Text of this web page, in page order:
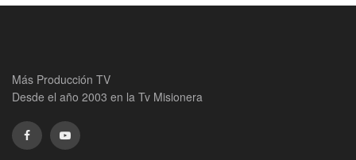
Más Producción TV
Desde el año 2003 en la Tv Misionera